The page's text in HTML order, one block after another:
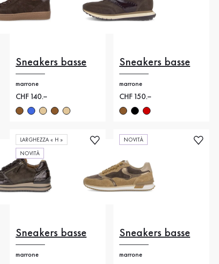
Sneakers basse
marrone
Nuovo prezzo
CHF 140.–
Sneakers basse
marrone
Nuovo prezzo
CHF 150.–
LARGHEZZA « H »
NOVITÀ
Sneakers basse
marrone
NOVITÀ
Sneakers basse
marrone